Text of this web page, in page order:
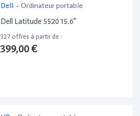
Dell - Ordinateur portable
Dell Latitude 5520 15.6”
327 offres à partir de :
399,00 €